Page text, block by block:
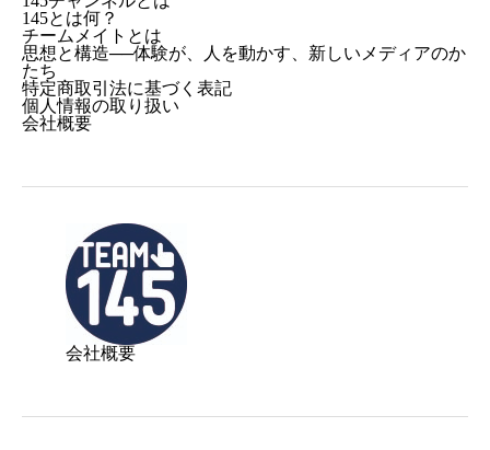
145とは何？
チームメイトとは
思想と構造──体験が、人を動かす、新しいメディアのか
たち
特定商取引法に基づく表記
個人情報の取り扱い
会社概要
会社概要